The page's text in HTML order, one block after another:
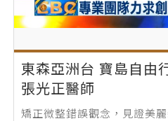
東森亞洲台 寶島自由
張光正醫師
矯正微整錯誤觀念，見證美